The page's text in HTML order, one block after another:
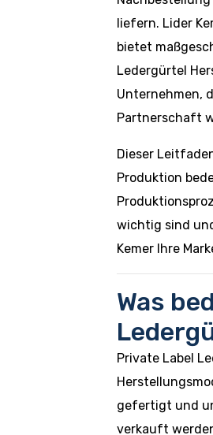
liefern. Lider
bietet
Ledergürtel
Unternehmen,
Partnerschaft
Dieser
Produktion
wichtig sind
Kemer Ihre
Was
Private Label
gefertigt und
verkauft